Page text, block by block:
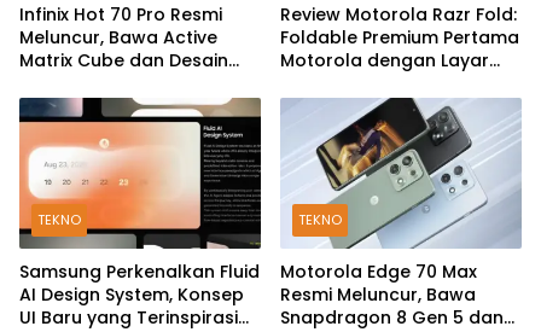
Infinix Hot 70 Pro Resmi
Meluncur, Bawa Active
Matrix Cube dan Desain
Review Motorola Razr Fold:
Foldable Premium Pertama
Motorola dengan Layar
Baterai 6000mAh
TEKNO
Samsung Perkenalkan Fluid
AI Design System, Konsep
UI Baru yang Terinspirasi
TEKNO
Motorola Edge 70 Max
Resmi Meluncur, Bawa
Snapdragon 8 Gen 5 dan